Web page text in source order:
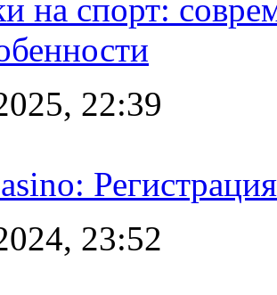
на спорт:
22:39
23:52